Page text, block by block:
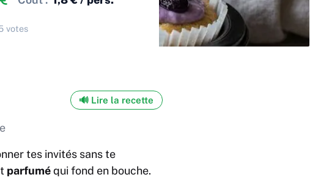
votes
🔊 Lire la recette
tes invités sans te
parfuméqui fond en bouche.